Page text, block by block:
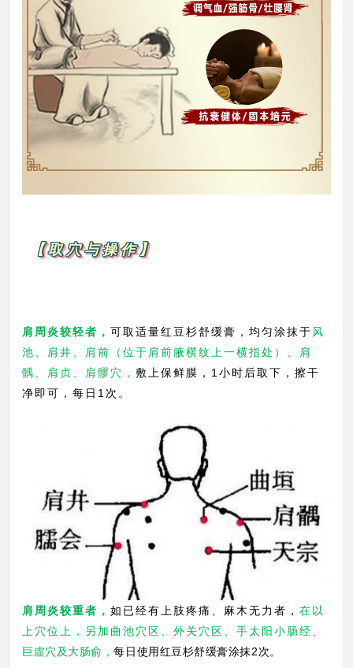
【取穴与操作】
肩周炎较轻者，可取适量红豆杉舒缓膏，均匀涂抹于 风
池、肩井、肩前（位于肩前腋横纹上一横指处）、肩
髃、肩贞、肩髎穴，敷上保鲜膜，1小时后取下，擦干
净即可，每日1次。
肩周炎较重者，如已经有上肢疼痛、麻木无力者，在以
上穴位上，另加曲池穴区、外关穴区、手太阳小肠经、
巨虛穴及大肠俞，每日使用红豆杉舒缓膏涂抹2次。